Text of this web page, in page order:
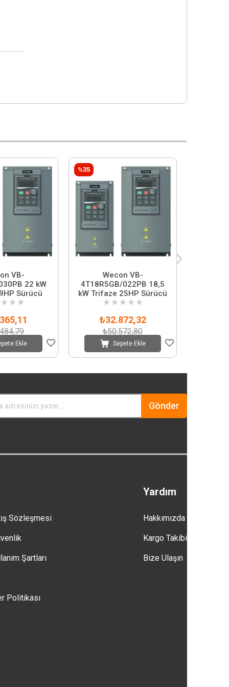
VB-
22 kW
Sürücü
★ ★ ★
Ekle
Wecon VB-
4T18R5GB/022PB 18,5
kW Trifaze 25HP Sürücü
★ ★ ★ ★ ★
₺32.872,32
₺50.572,80
Sepete Ekle
%35
Gönder
Sözleşmesi
Şartları
Politikası
Yardım
Hakkımızda
Kargo Takibi
Bize Ulaşın